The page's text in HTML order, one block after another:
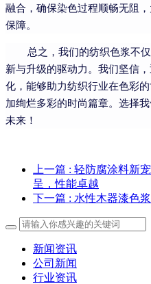
融合，确保染色过程顺畅无阻
保障。
总之，我们的纺织色浆不
新与升级的驱动力。我们坚信
化，能够助力纺织行业在色彩
加绚烂多彩的时尚篇章。选择
未来！
上一篇 : 轻防腐涂料新
呈，性能卓越
下一篇 : 水性木器漆色
新闻资讯
公司新闻
行业资讯